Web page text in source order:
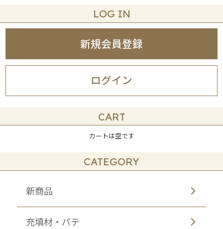
LOG IN
ログイン
新規会員登録
CART
カートは空です
CATEGORY
新商品
充填材・パテ